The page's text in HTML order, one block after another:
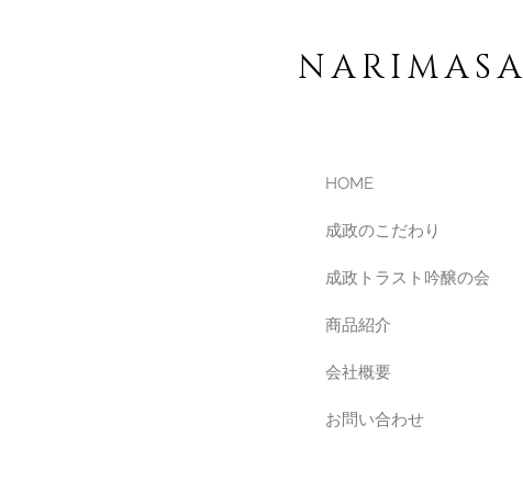
NARIMASA
HOME
成政のこだわり
成政トラスト吟醸の会
商品紹介
会社概要
お問い合わせ